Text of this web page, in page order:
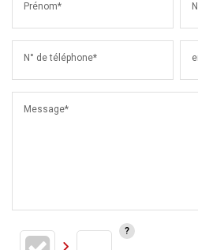
Prénom*
N° de téléphone*
Message*